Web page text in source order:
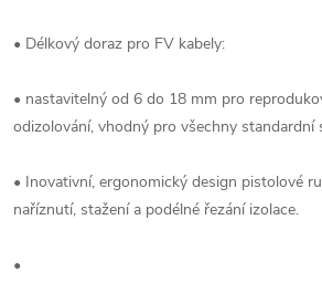
• Délkový doraz pro FV kabely:
• nastavitelný od 6 do 18 mm pro
odizolování, vhodný pro všechny standardní
• Inovativní, ergonomický design pistolové
naříznutí, stažení a podélné řezání izolace.
•